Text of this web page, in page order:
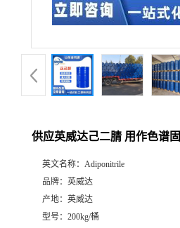
供应英威达己二腈 用作色谱
英文名称： Adiponitrile
品牌： 英威达
产地： 英威达
型号： 200kg/桶